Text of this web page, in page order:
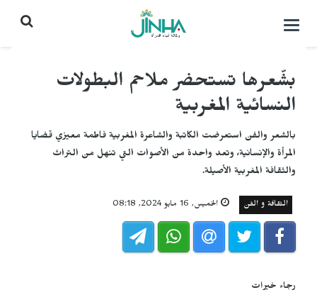
التحكم
بشّعرها تستحضر ملاحم البطولات
النسائية المغربية
بالشعر والفن استعرضت الكاتبة والشاعرة المغربية فاطمة معيزي قضايا
المرأة والإنسانية، وتعد واحدة من الأصوات التي تنهل من التراث
والثقافة المغربية الأصيلة.
الثقافة و الفن الخميس, 16 مايو 2024, 08:18
رجاء خيرات